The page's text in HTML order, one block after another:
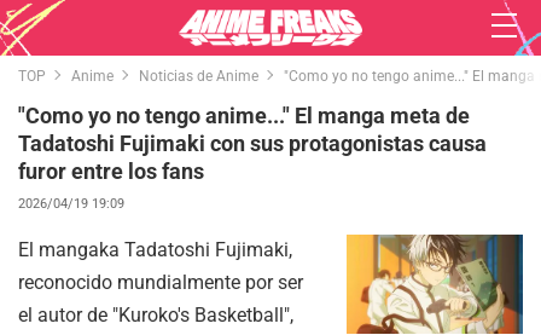
TOP Anime Noticias de Anime "Como yo no tengo anime..." El
"Como yo no tengo anime..." El manga meta de
Tadatoshi Fujimaki con sus protagonistas causa
furor entre los fans
2026/04/19 19:09
El mangaka Tadatoshi Fujimaki,
reconocido mundialmente por ser
el autor de "Kuroko's Basketball",